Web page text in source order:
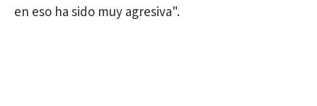
en eso ha sido muy agresiva".